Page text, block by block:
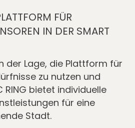
FÜR
IN DER SMART
der Lage, die Plattform für
zu nutzen und
RING bietet individuelle
für eine
Stadt.